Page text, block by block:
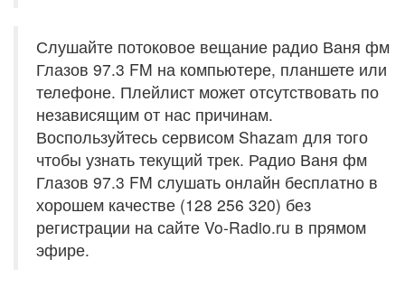
Слушайте потоковое вещание радио Ваня фм
Глазов 97.3 FM на компьютере, планшете или
телефоне. Плейлист может отсутствовать по
независящим от нас причинам.
Воспользуйтесь сервисом Shazam для того
чтобы узнать текущий трек. Радио Ваня фм
Глазов 97.3 FM слушать онлайн бесплатно в
хорошем качестве (128 256 320) без
регистрации на сайте Vo-Radio.ru в прямом
эфире.